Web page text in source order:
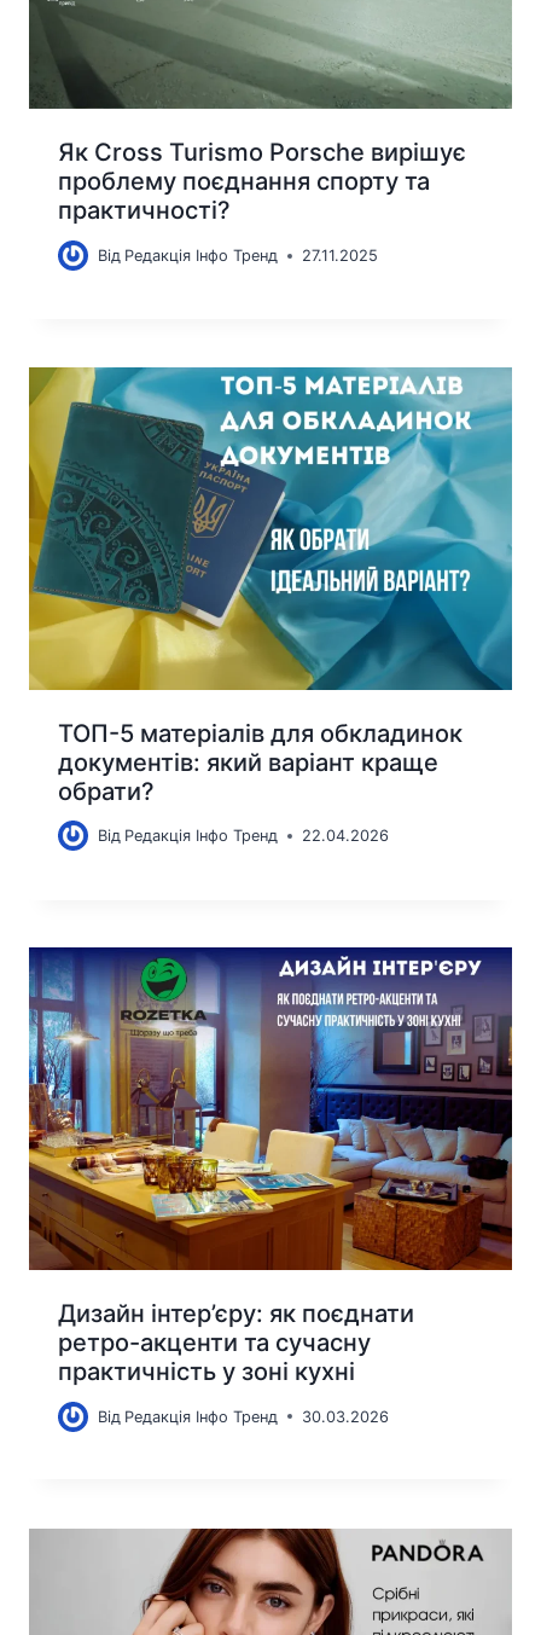
Як Cross Turismo Porsche вирішує
проблему поєднання спорту та
практичності?
Від Редакція Інфо Тренд 27.11.2025
ТОП-5 матеріалів для обкладинок
документів: який варіант краще
обрати?
Від Редакція Інфо Тренд 22.04.2026
Дизайн інтер’єру: як поєднати
ретро-акценти та сучасну
практичність у зоні кухні
Від Редакція Інфо Тренд 30.03.2026